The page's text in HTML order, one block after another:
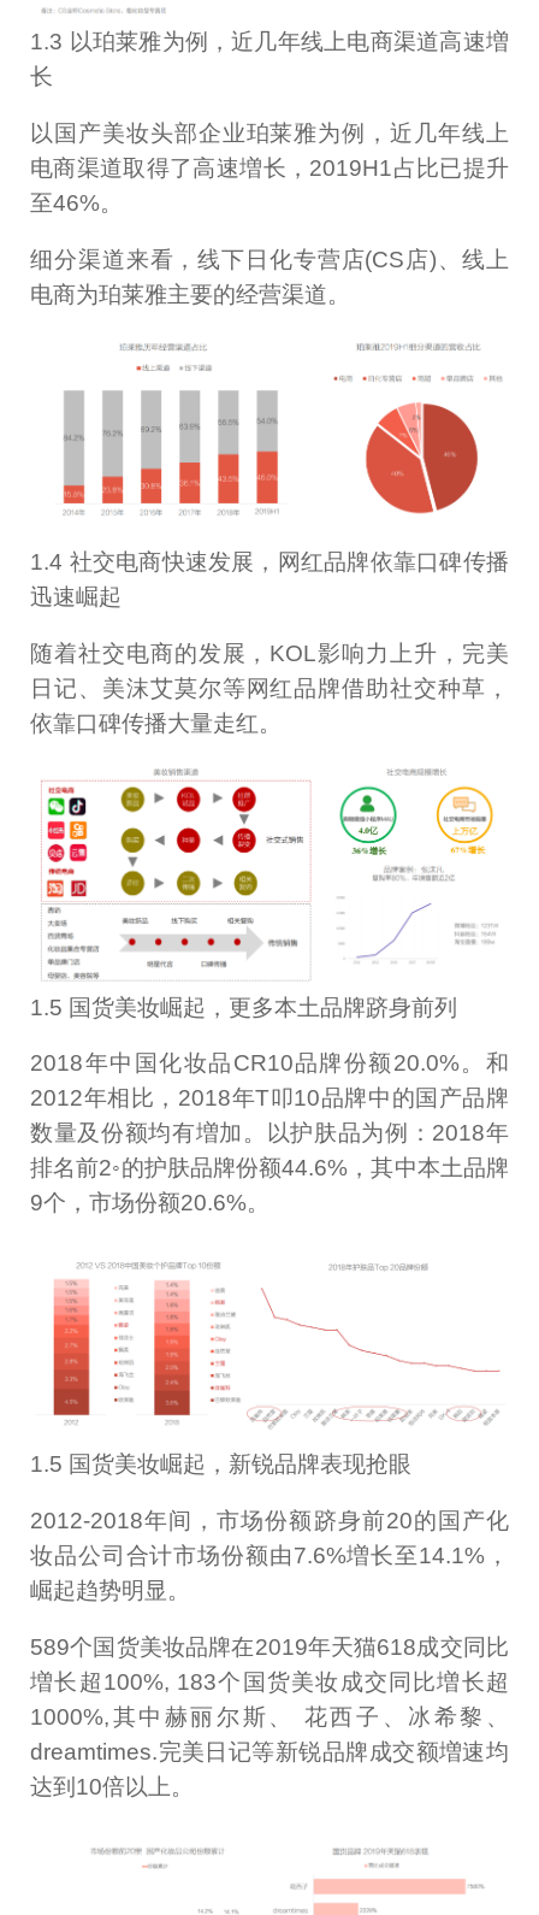
1.3 以珀莱雅为例，近几年线上电商渠道高速増
长
以国产美妆头部企业珀莱雅为例，近几年线上
电商渠道取得了高速増长，2019H1占比已提升
至46%。
细分渠道来看，线下日化专营店(CS店)、线上
电商为珀莱雅主要的经营渠道。
1.4 社交电商快速发展，网红品牌依靠口碑传播
迅速崛起
随着社交电商的发展，KOL影响力上升，完美
日记、美沫艾莫尔等网红品牌借助社交种草，
依靠口碑传播大量走红。
1.5 国货美妆崛起，更多本土品牌跻身前列
2018年中国化妆品CR10品牌份额20.0%。和
2012年相比，2018年T叩10品牌中的国产品牌
数量及份额均有増加。以护肤品为例：2018年
排名前2◦的护肤品牌份额44.6%，其中本土品牌
9个，市场份额20.6%。
1.5 国货美妆崛起，新锐品牌表现抢眼
2012-2018年间，市场份额跻身前20的国产化
妆品公司合计市场份额由7.6%増长至14.1%，
崛起趋势明显。
589个国货美妆品牌在2019年天猫618成交同比
増长超100%, 183个国货美妆成交同比増长超
1000%,其中赫丽尔斯、 花西子、冰希黎、
dreamtimes.完美日记等新锐品牌成交额増速均
达到10倍以上。